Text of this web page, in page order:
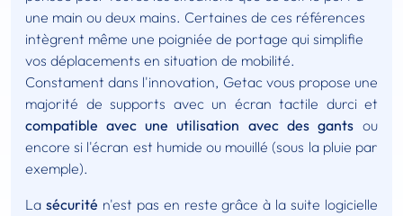
une main ou deux mains. Certaines de ces références
intègrent même une poigniée de portage qui simplifie
vos déplacements en situation de mobilité.
Constament dans l'innovation, Getac vous propose une
majorité de supports avec un écran tactile durci et
compatible avec une utilisation avec des gantsou
encore si l'écran est humide ou mouillé (sous la pluie par
exemple).
La sécurité n'est pas en reste grâce à la suite logicielle